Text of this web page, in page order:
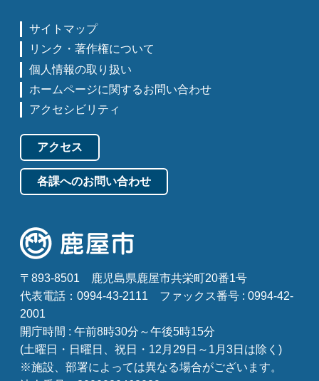
サイトマップ
リンク・著作権について
個人情報の取り扱い
ホームページに関するお問い合わせ
アクセシビリティ
アクセス
各課へのお問い合わせ
〒893-8501
鹿児島県鹿屋市共栄町20番1号
代表電話：0994-43-2111
ファックス番号 : 0994-42-
2001
開庁時間 : 午前8時30分～午後5時15分
(土曜日・日曜日、祝日・12月29日～1月3日は除く)
※施設、部署によっては異なる場合がございます。